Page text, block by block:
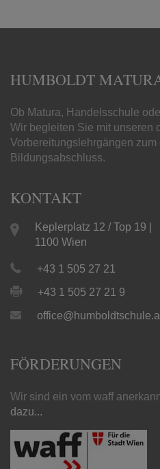
HUMBOLDT
Ob Matura, Handelsschule
Wir begleiten Sie mit unseren
Vorbereitungslehrgängen zum
Bildungsabschluss.
KONTAKT
Keplerplatz 12 / Top 19 |
1100 Wien
+43 1 505 27 21
+43 1 505 27 21 9
FÖRDERUNGEN
Wir sind ein vom waff
dazu...